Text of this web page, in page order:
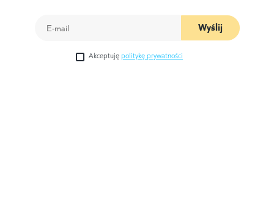
Wyślij
Akceptuję politykę prywatności